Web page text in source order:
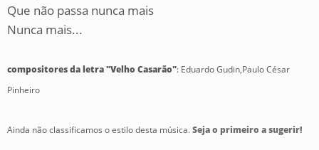
Que não passa nunca mais
Nunca mais...
compositores da letra "Velho Casarão": Eduardo Gudin,Paulo César
Pinheiro
Ainda não classificamos o estilo desta música.Seja o primeiro a sugerir!